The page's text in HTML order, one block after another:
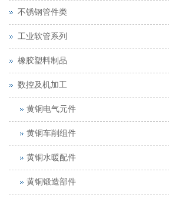
不锈钢管件类
工业软管系列
橡胶塑料制品
数控及机加工
黄铜电气元件
黄铜车削组件
黄铜水暖配件
黄铜锻造部件